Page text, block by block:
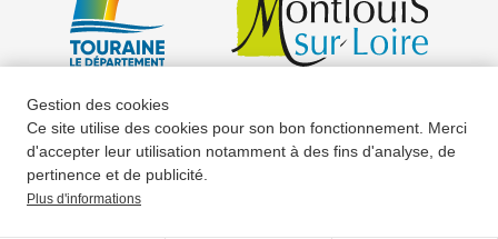
Gestion des cookies
Ce site utilise des cookies pour son bon fonctionnement. Merci
d'accepter leur utilisation notamment à des fins d'analyse, de
pertinence et de publicité.
Plus d'informations
Mentions légalesPartenairesTéléchargementsNous contacter
Données personnelles